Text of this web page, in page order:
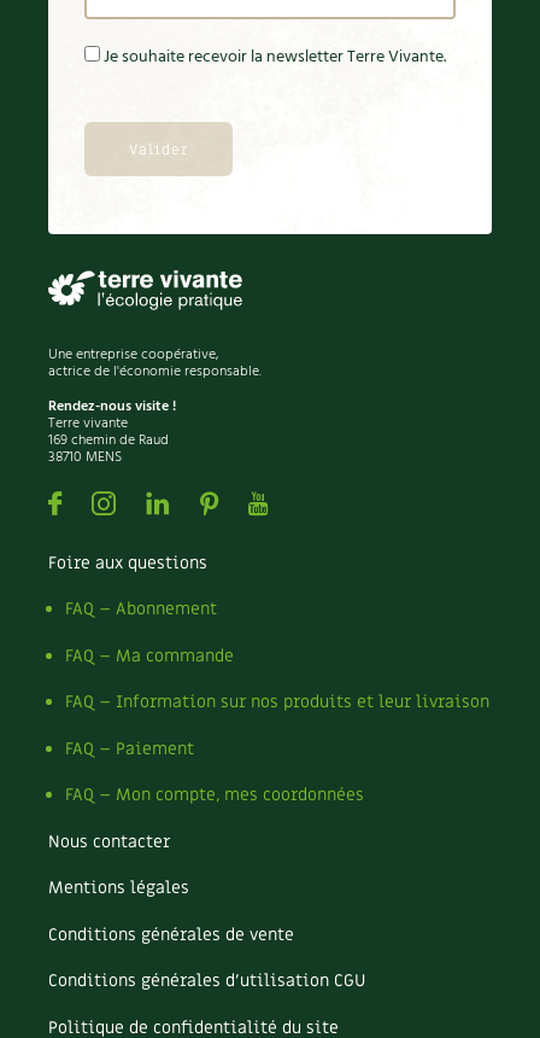
Je souhaite recevoir la newsletter Terre Vivante.
Une entreprise coopérative,
actrice de l'économie responsable.
Rendez-nous visite !
Terre vivante
169 chemin de Raud
38710 MENS
FacebookInstagramLinkedin
PinterestYoutube
Foire aux questions
FAQ – Abonnement
FAQ – Ma commande
FAQ – Information sur nos produits et leur livraison
FAQ – Paiement
FAQ – Mon compte, mes coordonnées
Nous contacter
Mentions légales
Conditions générales de vente
Conditions générales d’utilisation CGU
Politique de confidentialité du site